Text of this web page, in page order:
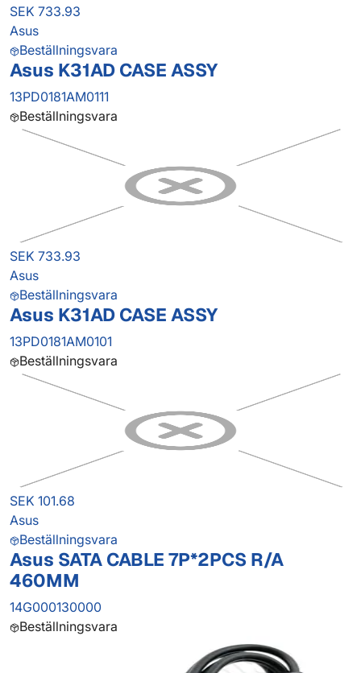
SEK 733.93
Asus
Beställningsvara
Asus K31AD CASE ASSY
13PD0181AM0111
Beställningsvara
SEK 733.93
Asus
Beställningsvara
Asus K31AD CASE ASSY
13PD0181AM0101
Beställningsvara
SEK 101.68
Asus
Beställningsvara
Asus SATA CABLE 7P*2PCS R/A
460MM
14G000130000
Beställningsvara